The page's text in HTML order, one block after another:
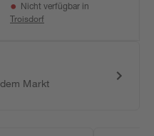
Nicht verfügbar in
Troisdorf
Markt